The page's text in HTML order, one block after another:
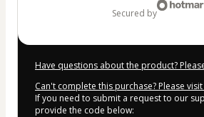
secured by
Have questions about the product?
Can't complete this purchase? Please
If you need to submit a request to our
provide the code below: